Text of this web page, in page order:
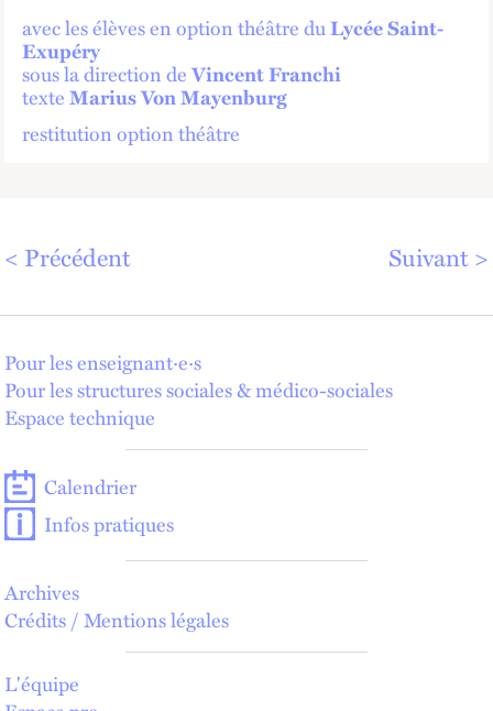
avec les élèves en option théâtre duLycée Saint-
Exupéry
sous la direction deVincent Franchi
texteMarius Von Mayenburg
restitution option théâtre
Précédent Suivant
Pour les enseignant·e·s
Pour les structures sociales & médico-sociales
Espace technique
Calendrier
Infos pratiques
Archives
Crédits / Mentions légales
L'équipe